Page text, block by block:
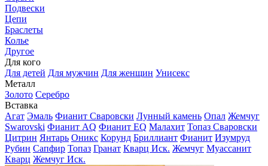
Подвески
Цепи
Браслеты
Колье
Другое
Для кого
Для детей Для мужчин Для женщин Унисекс
Металл
Золото Серебро
Вставка
Агат Эмаль Фианит Сваровски Лунный камень Опал Жемчуг
Swarovski Фианит AQ Фианит EQ Малахит Топаз Сваровски
Цитрин Янтарь Оникс Корунд Бриллиант Фианит Изумруд
Рубин Сапфир Топаз Гранат Кварц Иск. Жемчуг Муассанит
Кварц Жемчуг Иск.